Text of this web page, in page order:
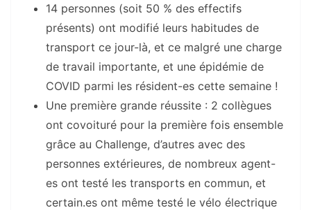
14 personnes (soit 50 % des effectifs
présents) ont modifié leurs habitudes de
transport ce jour-là, et ce malgré une charge
de travail importante, et une épidémie de
COVID parmi les résident-es cette semaine !
Une première grande réussite : 2 collègues
ont covoituré pour la première fois ensemble
grâce au Challenge, d’autres avec des
personnes extérieures, de nombreux agent-
es ont testé les transports en commun, et
certain.es ont même testé le vélo électrique